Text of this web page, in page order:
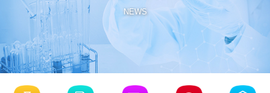
NEWS